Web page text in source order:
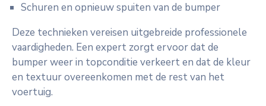
Schuren en opnieuw spuiten van de bumper
Deze technieken vereisen uitgebreide professionele
vaardigheden. Een expert zorgt ervoor dat de
bumper weer in topconditie verkeert en dat de kleur
en textuur overeenkomen met de rest van het
voertuig.